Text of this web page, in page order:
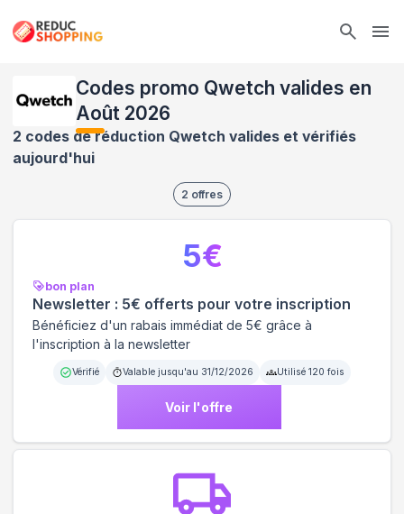
Codes promo Qwetch valides en
Août 2026
2 codes de réduction Qwetch valides et vérifiés
aujourd'hui
2 offres
bon plan
Newsletter : 5€ offerts pour votre inscription
Bénéficiez d'un rabais immédiat de 5€ grâce à
l'inscription à la newsletter
Vérifié Valable jusqu'au 31/12/2026 Utilisé 120 fois
Voir l'offre
5€